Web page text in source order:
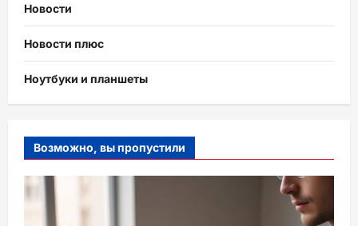
Новости
Новости плюс
Ноутбуки и планшеты
Возможно, вы пропустили